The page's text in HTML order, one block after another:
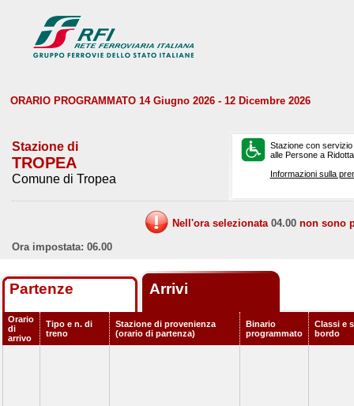
ORARIO PROGRAMMATO 14 Giugno 2026 - 12 Dicembre 2026
Stazione di
TROPEA
Comune di Tropea
Stazione con
alle Persone a
Informazioni sulla
Nell'ora selezionata 04.00 non sono
Ora impostata: 06.00
Partenze Arrivi
Orario
di
arrivo
Tipo e n. di
treno
Stazione di provenienza
(orario di partenza)
Binario
programmato
Classi e
bordo